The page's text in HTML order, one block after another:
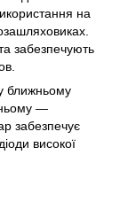
на
забезпечують
ближньому
—
забезпечує
високої